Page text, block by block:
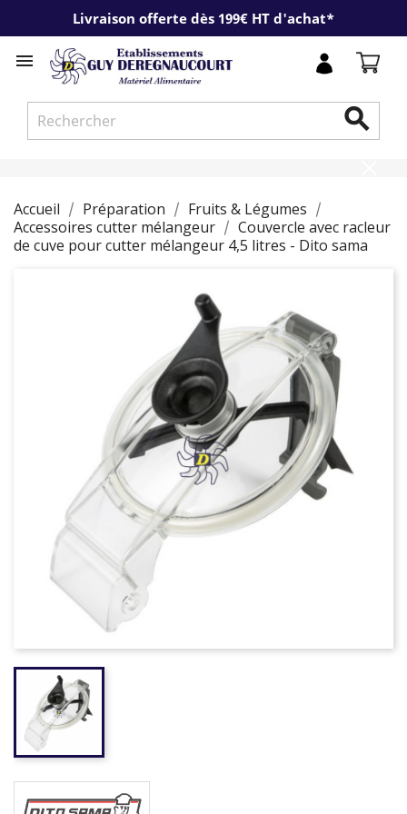
Livraison offerte dès 199€ HT d'achat*


Accueil Préparation
Fruits & Légumes
Accessoires cutter mélangeur
Couvercle avec racleur
de cuve pour cutter mélangeur 4,5 litres - Dito sama